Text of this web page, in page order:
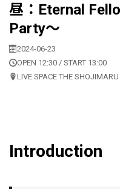
昼：Eternal
Party〜
2024-06-23
OPEN 12:30 / START 13:00
LIVE SPACE THE SHOJIMARU
Introduction